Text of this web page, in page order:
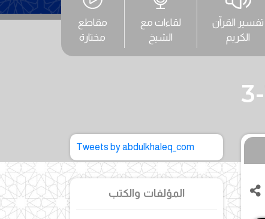
تفسير القرآن
الكريم
لقاءات مع
الشيخ
مقاطع
مختارة
Tweets by abdulkhaleq_com
المؤلفات والكتب